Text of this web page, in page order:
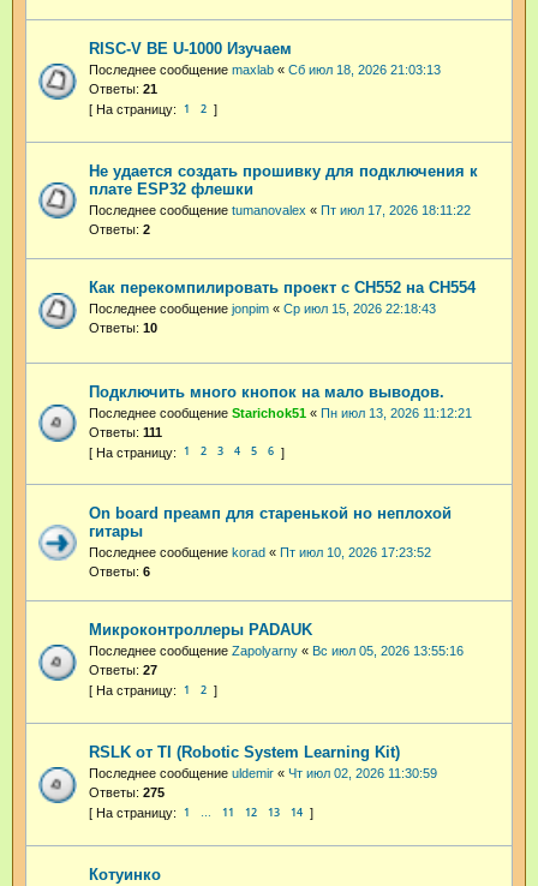
RISC-V BE U-1000 Изучаем
Последнее сообщение maxlab « Сб июл 18, 2026 21:03:13
Ответы: 21
1 2
Не удается создать прошивку для подключения к
плате ESP32 флешки
Последнее сообщение tumanovalex « Пт июл 17, 2026 18:11:22
Ответы: 2
Как перекомпилировать проект с CH552 на CH554
Последнее сообщение jonpim « Ср июл 15, 2026 22:18:43
Ответы: 10
Подключить много кнопок на мало выводов.
Последнее сообщение Starichok51 « Пн июл 13, 2026 11:12:21
Ответы: 111
1 2 3 4 5 6
On board преамп для старенькой но неплохой
гитары
Последнее сообщение korad « Пт июл 10, 2026 17:23:52
Ответы: 6
Микроконтроллеры PADAUK
Последнее сообщение Zapolyarny « Вс июл 05, 2026 13:55:16
Ответы: 27
1 2
RSLK от TI (Robotic System Learning Kit)
Последнее сообщение uldemir « Чт июл 02, 2026 11:30:59
Ответы: 275
1 … 11 12 13 14
Котуинко